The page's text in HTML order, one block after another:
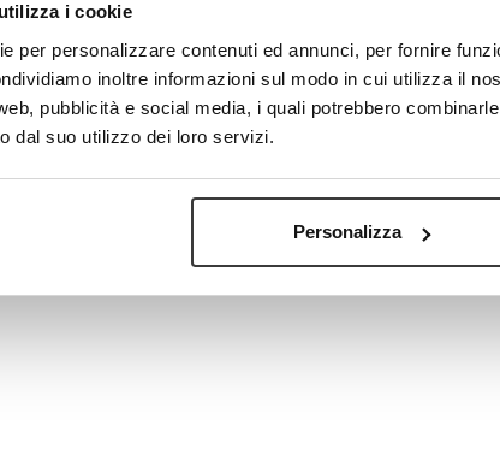
i cookie
per personalizzare contenuti ed annunci, per fornire
inoltre informazioni sul modo in cui utilizza il
pubblicità e social media, i quali potrebbero
dal suo utilizzo dei loro servizi.
Personalizza
View larger